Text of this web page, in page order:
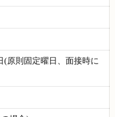
(原則固定曜日、面接時に